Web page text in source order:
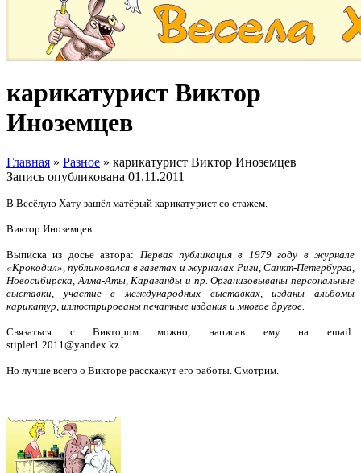
карикатурист Виктор
Иноземцев
Главная » Разное » карикатурист Виктор Иноземцев
Запись опубликована 01.11.2011
В Весёлую Хату зашёл матёрый карикатурист со стажем.
Виктор Иноземцев.
Выписка из досье автора: Первая публикация в 1979 году в журнале
«Крокодил», публиковался в газетах и журналах Риги, Санкт-Петербурга,
Новосибирска, Алма-Аты, Караганды и пр. Организовываны персональные
выставки, участие в международных выставках, изданы альбомы
карикатур, иллюстрированы печатные издания и многое другое.
Связаться с Виктором можно, написав ему на email:
stipler1.2011@yandex.kz
Но лучше всего о Викторе расскажут его работы. Смотрим.